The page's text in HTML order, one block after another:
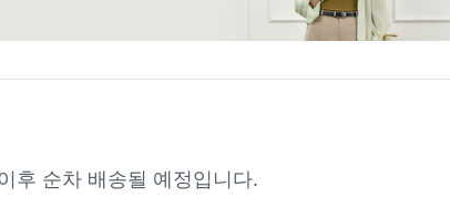
후 순차 배송될 예정입니다.